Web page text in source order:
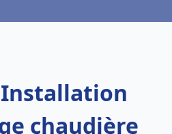
Installation
chaudière